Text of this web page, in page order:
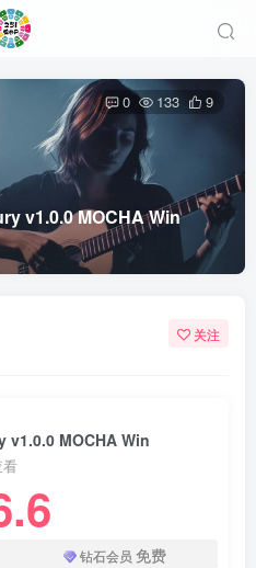
v1.0.0 MOCHA Win
0 133 9
关注
v1.0.0 MOCHA Win
看
钻石会员 免费